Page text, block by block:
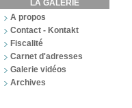
LA GALERIE
A propos
Contact - Kontakt
Fiscalité
Carnet d'adresses
Galerie vidéos
Archives